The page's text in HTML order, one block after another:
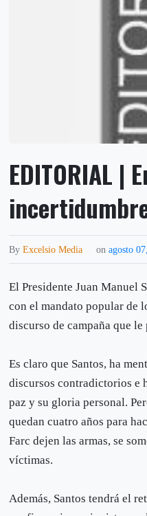
EDITORIAL |
ByExcelsio Media onagosto
El Presidente Juan Manuel
con el mandato popular de
discurso de campaña que
Es claro que Santos, ha
discursos contradictorios e
paz y su gloria personal.
quedan cuatro años para
Farc dejen las armas, se
víctimas.
Además, Santos tendrá el